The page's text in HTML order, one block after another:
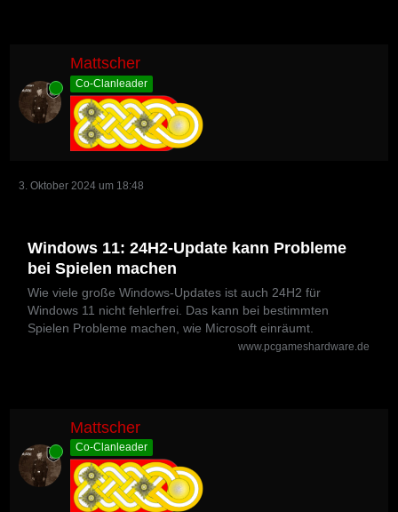
Online
Mattscher
Co-Clanleader
3. Oktober 2024 um 18:48
Windows 11: 24H2-Update kann Probleme
bei Spielen machen
Wie viele große Windows-Updates ist auch 24H2 für
Windows 11 nicht fehlerfrei. Das kann bei bestimmten
Spielen Probleme machen, wie Microsoft einräumt.
www.pcgameshardware.de
Online
Mattscher
Co-Clanleader